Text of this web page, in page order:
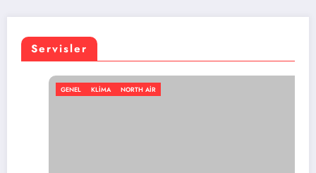
Servisler
NORTH AIR